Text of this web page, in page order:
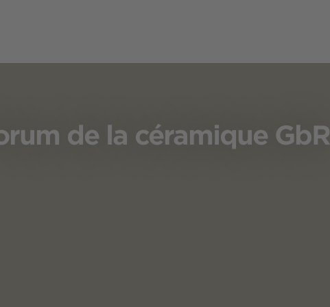
de la céramique GbR